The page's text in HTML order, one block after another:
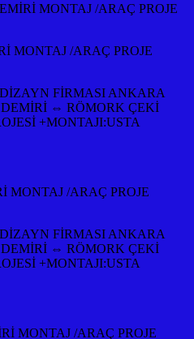
MONTAJ /ARAÇ PROJE
MONTAJ /ARAÇ PROJE
FİRMASI ANKARA
⇔ RÖMORK ÇEKİ
+MONTAJI:USTA
MONTAJ /ARAÇ PROJE
FİRMASI ANKARA
⇔ RÖMORK ÇEKİ
+MONTAJI:USTA
MONTAJ /ARAÇ PROJE